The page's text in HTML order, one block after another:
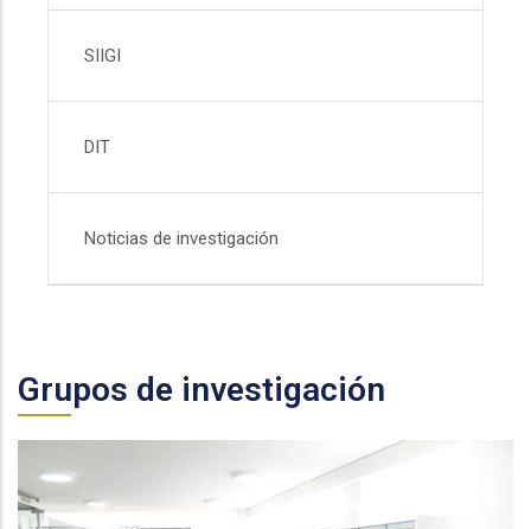
SIIGI
DIT
Noticias de investigación
Grupos de investigación